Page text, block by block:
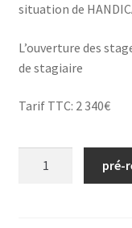
situation de
L’ouverture des
de stagiaire
Tarif TTC: 2 340€
pré-